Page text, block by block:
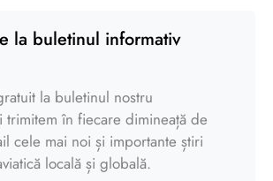
la buletinul informativ
la buletinul nostru
trimitem în fiecare dimineață de
cele mai noi și importante știri
locală și globală.